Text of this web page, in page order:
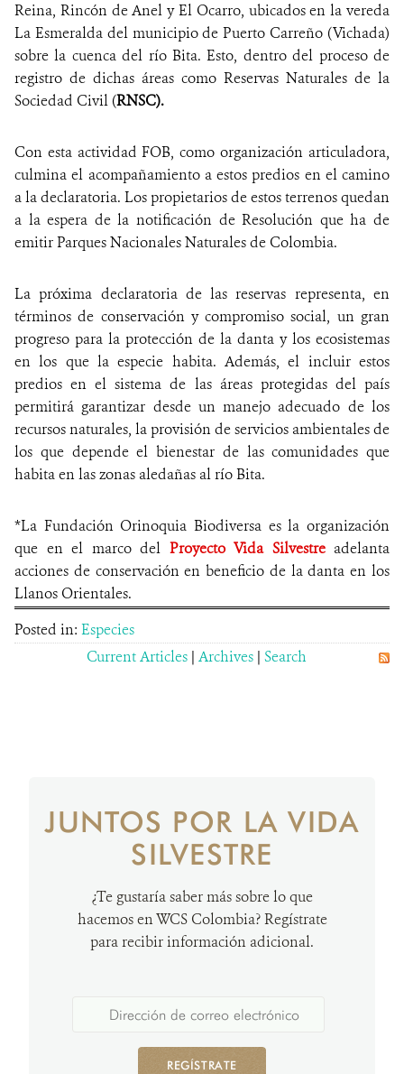
ALIADOS Y ALIANZAS
COBERTURA EN MEDIOS DE COMUNICACIÓN
INFORME ANUAL WCS
Reina, Rincón de Anel y El Ocarro, ubicados en la vereda
La Esmeralda del municipio de Puerto Carreño (Vichada)
sobre la cuenca del río Bita. Esto, dentro del proceso de
registro de dichas áreas como Reservas Naturales de la
Sociedad Civil (RNSC).
Con esta actividad FOB, como organización articuladora,
culmina el acompañamiento a estos predios en el camino
a la declaratoria. Los propietarios de estos terrenos quedan
a la espera de la notificación de Resolución que ha de
emitir Parques Nacionales Naturales de Colombia.
La próxima declaratoria de las reservas representa, en
términos de conservación y compromiso social, un gran
progreso para la protección de la danta y los ecosistemas
en los que la especie habita. Además, el incluir estos
predios en el sistema de las áreas protegidas del país
permitirá garantizar desde un manejo adecuado de los
recursos naturales, la provisión de servicios ambientales de
los que depende el bienestar de las comunidades que
habita en las zonas aledañas al río Bita.
*La Fundación Orinoquia Biodiversa es la organización
que en el marco del Proyecto Vida Silvestreadelanta
acciones de conservación en beneficio de la danta en los
Llanos Orientales.
Posted in: Especies
Current Articles | Archives | Search
JUNTOS POR LA VIDA
SILVESTRE
¿Te gustaría saber más sobre lo que
hacemos en WCS Colombia? Regístrate
para recibir información adicional.
REGÍSTRATE